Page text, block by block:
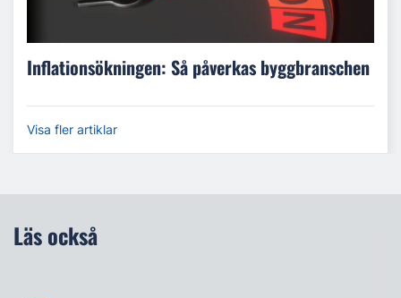
Inflationsökningen: Så påverkas byggbranschen
Visa fler artiklar
Läs också